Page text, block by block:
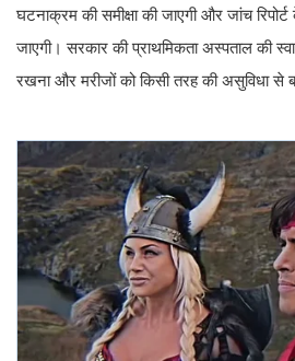
घटनाक्रम की समीक्षा की जाएगी और जांच
जाएगी। सरकार की प्राथमिकता अस्पताल की
रखना और मरीजों को किसी तरह की असुविधा से